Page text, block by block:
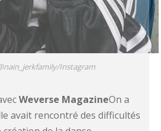
Instagram
Weverse MagazineOn a
avait rencontré des difficultés